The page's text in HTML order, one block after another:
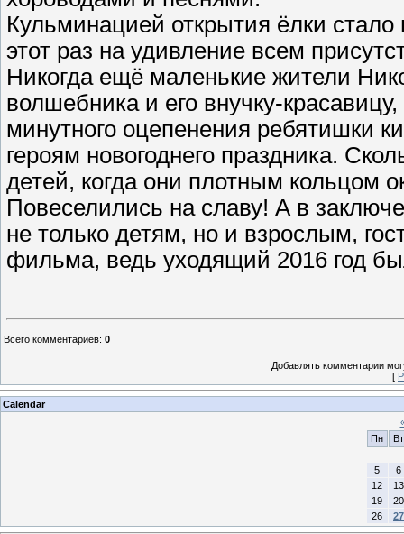
Кульминацией открытия ёлки
этот раз на удивление всем
Никогда ещё маленькие жители
волшебника и его внучку-
минутного оцепенения ребятишки
героям новогоднего праздника.
детей, когда они плотным кольцом
Повеселились на славу! А в
не только детям, но и взрослым,
фильма, ведь уходящий 2016 год
Всего комментариев: 0
Добавлять комментарии
[
Calendar
Пн
Вт
5
6
12
13
19
20
26
27